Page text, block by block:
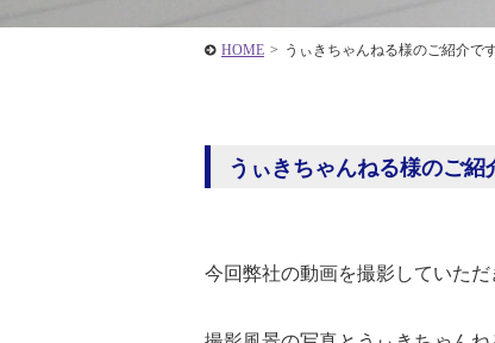
HOME > うぃきちゃんねる様のご紹介で
うぃきちゃんねる様のご紹
今回弊社の動画を撮影していた